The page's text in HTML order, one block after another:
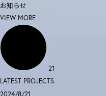
お知らせ
VIEW MORE
21
LATEST PROJECTS
2024/8/21